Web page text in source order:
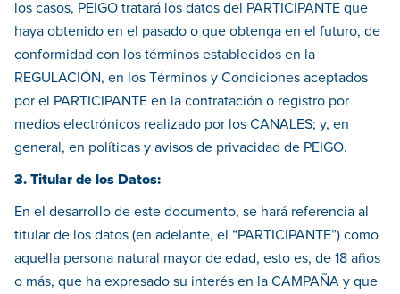
los casos, PEIGO tratará los datos del PARTICIPANTE que
haya obtenido en el pasado o que obtenga en el futuro, de
conformidad con los términos establecidos en la
REGULACIÓN, en los Términos y Condiciones aceptados
por el PARTICIPANTE en la contratación o registro por
medios electrónicos realizado por los CANALES; y, en
general, en políticas y avisos de privacidad de PEIGO.
3. Titular de los Datos:
En el desarrollo de este documento, se hará referencia al
titular de los datos (en adelante, el “PARTICIPANTE”) como
aquella persona natural mayor de edad, esto es, de 18 años
o más, que ha expresado su interés en la CAMPAÑA y que